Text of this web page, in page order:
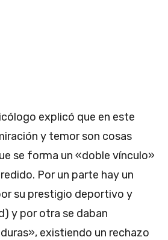
explicó que en este
y temor son cosas
se forma un «doble vínculo»
Por un parte hay un
su prestigio deportivo y
y por otra se daban
existiendo un rechazo